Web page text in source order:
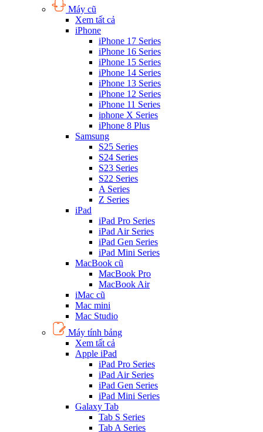
Máy cũ
Xem tất cả
iPhone
iPhone 17 Series
iPhone 16 Series
iPhone 15 Series
iPhone 14 Series
iPhone 13 Series
iPhone 12 Series
iPhone 11 Series
iphone X Series
iPhone 8 Plus
Samsung
S25 Series
S24 Series
S23 Series
S22 Series
A Series
Z Series
iPad
iPad Pro Series
iPad Air Series
iPad Gen Series
iPad Mini Series
MacBook cũ
MacBook Pro
MacBook Air
iMac cũ
Mac mini
Mac Studio
Máy tính bảng
Xem tất cả
Apple iPad
iPad Pro Series
iPad Air Series
iPad Gen Series
iPad Mini Series
Galaxy Tab
Tab S Series
Tab A Series